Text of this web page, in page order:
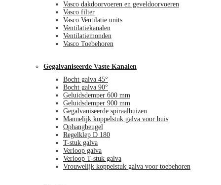
Vasco dakdoorvoeren en geveldoorvoeren
Vasco filter
Vasco Ventilatie units
Ventilatiekanalen
Ventilatiemonden
Vasco Toebehoren
Gegalvaniseerde Vaste Kanalen
Bocht galva 45°
Bocht galva 90°
Geluidsdemper 600 mm
Geluidsdemper 900 mm
Gegalvaniseerde spiraalbuizen
Mannelijk koppelstuk galva voor buis
Ophangbeugel
Regelklep D 180
T-stuk galva
Verloop galva
Verloop T-stuk galva
Vrouwelijk koppelstuk galva voor toebehoren